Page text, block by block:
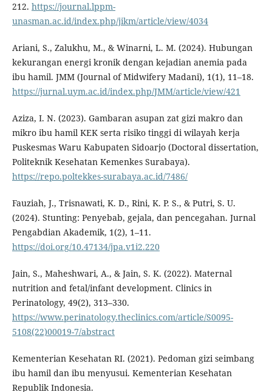
212. https://journal.lppm-
unasman.ac.id/index.php/jikm/article/view/4034
Ariani, S., Zalukhu, M., & Winarni, L. M. (2024). Hubungan
kekurangan energi kronik dengan kejadian anemia pada
ibu hamil. JMM (Journal of Midwifery Madani), 1(1), 11–18.
https://jurnal.uym.ac.id/index.php/JMM/article/view/421
Aziza, I. N. (2023). Gambaran asupan zat gizi makro dan
mikro ibu hamil KEK serta risiko tinggi di wilayah kerja
Puskesmas Waru Kabupaten Sidoarjo (Doctoral dissertation,
Politeknik Kesehatan Kemenkes Surabaya).
https://repo.poltekkes-surabaya.ac.id/7486/
Fauziah, J., Trisnawati, K. D., Rini, K. P. S., & Putri, S. U.
(2024). Stunting: Penyebab, gejala, dan pencegahan. Jurnal
Pengabdian Akademik, 1(2), 1–11.
https://doi.org/10.47134/jpa.v1i2.220
Jain, S., Maheshwari, A., & Jain, S. K. (2022). Maternal
nutrition and fetal/infant development. Clinics in
Perinatology, 49(2), 313–330.
https://www.perinatology.theclinics.com/article/S0095-
5108(22)00019-7/abstract
Kementerian Kesehatan RI. (2021). Pedoman gizi seimbang
ibu hamil dan ibu menyusui. Kementerian Kesehatan
Republik Indonesia.